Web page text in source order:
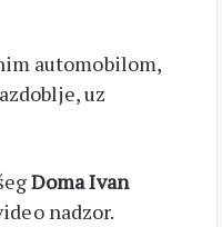
automobilom,
uz
Doma Ivan
nadzor.